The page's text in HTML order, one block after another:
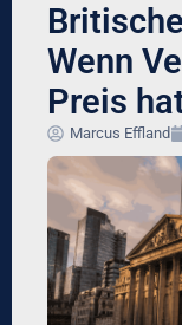
Wenn
Preis
Marcus Effland